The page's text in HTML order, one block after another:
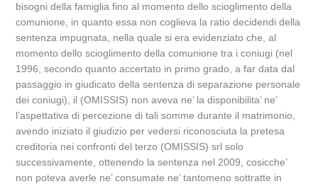
bisogni della famiglia fino al momento dello scioglimento della
comunione, in quanto essa non coglieva la ratio decidendi della
sentenza impugnata, nella quale si era evidenziato che, al
momento dello scioglimento della comunione tra i coniugi (nel
1996, secondo quanto accertato in primo grado, a far data dal
passaggio in giudicato della sentenza di separazione personale
dei coniugi), il (OMISSIS) non aveva ne’ la disponibilita’ ne’
l’aspettativa di percezione di tali somme durante il matrimonio,
avendo iniziato il giudizio per vedersi riconosciuta la pretesa
creditoria nei confronti del terzo (OMISSIS) srl solo
successivamente, ottenendo la sentenza nel 2009, cosicche’
non poteva averle ne’ consumate ne’ tantomeno sottratte in